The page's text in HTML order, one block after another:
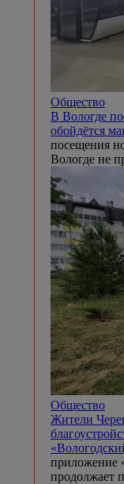
Общество
В Вологде
обойдётся
посещения
Вологде не
Общество
Жители
приложение
продолжает